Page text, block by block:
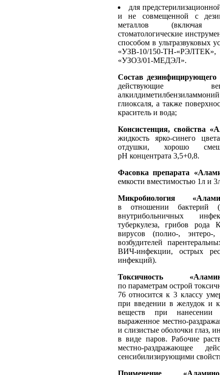
для
и не совмещенной с
металлов (включая
стоматологические
способом в ультразвуковых
«УЗВ-10/150-ТН-
«УЗО3/01-МЕДЭЛ».
Состав дезинфицирующего
действующие
глиоксаля, а также
краситель и вода;
Консистенция, свойства
жидкость ярко-синего
отдушки, хорошо
рН концентрата 3,5+0,8.
Фасовка препарата
емкости вместимостью 1л и
Микробиология
в отношении бактерий
внутрибольничных
туберкулеза, грибов рода
вирусов (полио-, энтеро-,
возбудителей
ВИЧ-инфекции, острых
инфекций).
Токсичность
по параметрам острой
76 относится к 3 классу
при введении в желудок и
веществ при
выраженное местно-
и слизистые оболочки глаз,
в виде паров. Рабочие
местно-раздражающее
сенсибилизирующими
Применение